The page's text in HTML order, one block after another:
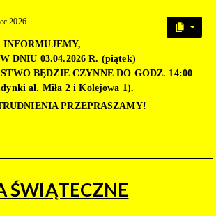
2026
INFORMUJEMY,
DNIU 03.04.2026 R. (piątek)
BĘDZIE CZYNNE DO GODZ. 14:00
al. Miła 2 i Kolejowa 1).
PRZEPRASZAMY!
ŚWIĄTECZNE